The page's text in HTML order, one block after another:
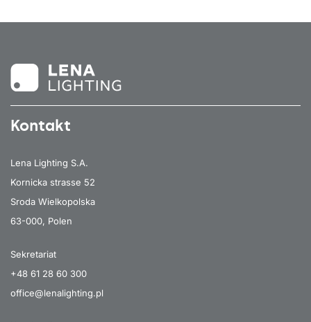
Kontakt
Lena Lighting S.A.
Kornicka strasse 52
Sroda Wielkopolska
63-000, Polen
Sekretariat
+48 61 28 60 300
office@lenalighting.pl